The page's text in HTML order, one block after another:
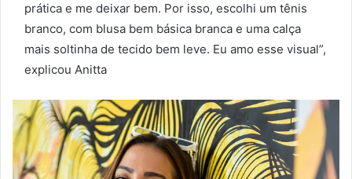
prática e me deixar bem. Por isso, escolhi um tênis
branco, com blusa bem básica branca e uma calça
mais soltinha de tecido bem leve. Eu amo esse visual”,
explicou Anitta